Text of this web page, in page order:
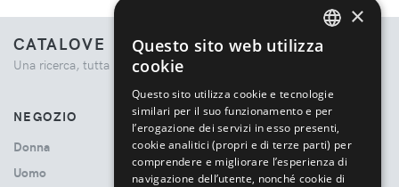
CATALOVE
Una ricerca, tutta la moda.
NEGOZIO
Donna
Uomo
×
Questo sito web utilizza
cookie
Questo sito utilizza cookie e tecnologie
similari per il suo funzionamento e per
l’erogazione dei servizi in esso presenti,
cookie analitici (propri e di terze parti) per
comprendere e migliorare l’esperienza di
navigazione dell’utente, nonché cookie di